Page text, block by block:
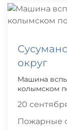
округ
Машина
колымском
20
Пожарные